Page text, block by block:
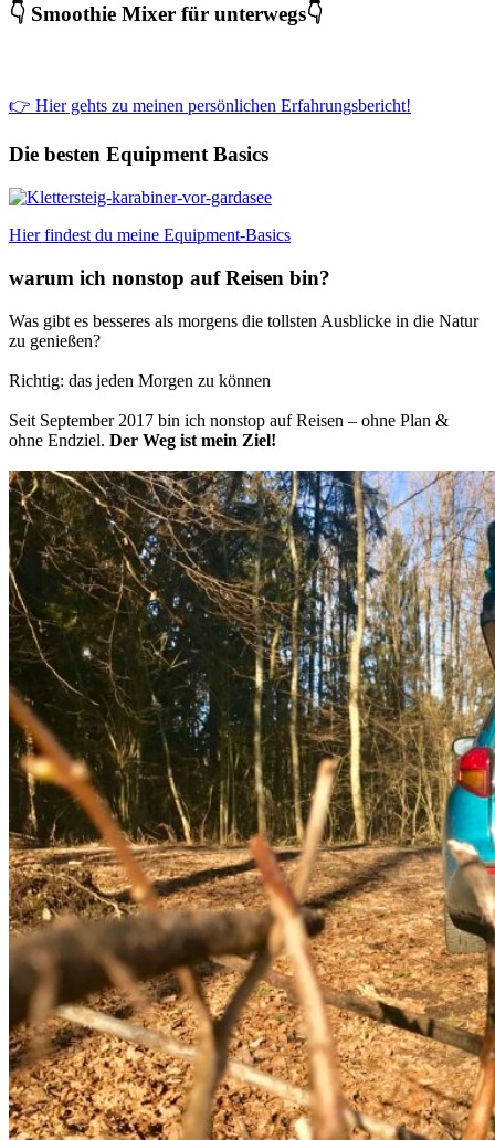
👇 Smoothie Mixer für unterwegs👇
👉 Hier gehts zu meinen persönlichen Erfahrungsbericht!
Die besten Equipment Basics
Hier findest du meine Equipment-Basics
warum ich nonstop auf Reisen bin?
Was gibt es besseres als morgens die tollsten Ausblicke in die Natur
zu genießen?
Richtig: das jeden Morgen zu können
Seit September 2017 bin ich nonstop auf Reisen – ohne Plan &
ohne Endziel. Der Weg ist mein Ziel!